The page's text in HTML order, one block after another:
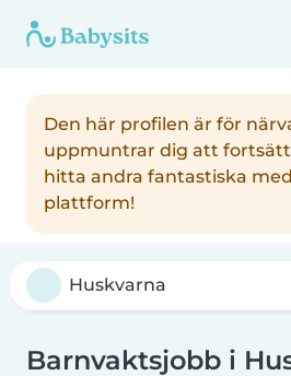
Den här profilen är för
uppmuntrar dig att
hitta andra fantastiska
plattform!
Barnvaktsjobb i